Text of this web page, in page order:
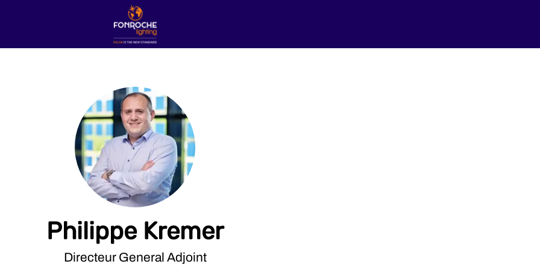
Philippe Kremer
Directeur General Adjoint